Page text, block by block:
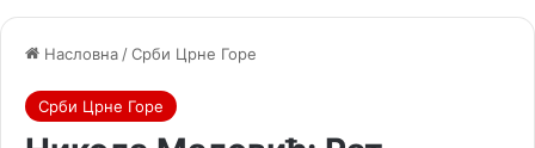
Насловна /Срби Црне Горе
Срби Црне Горе